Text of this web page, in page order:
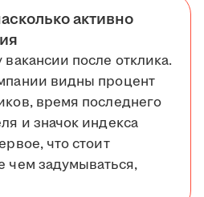
активно
после отклика.
видны процент
время последнего
и значок индекса
что стоит
чем задумываться,